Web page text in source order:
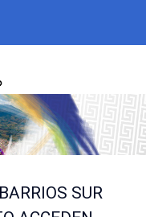
SUR